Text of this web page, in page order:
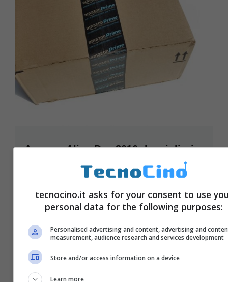
Amazon Alien Day 2016: le migliori
Aprile 24, 2016
tecnocino.it asks for your consent to use
personal data for the following purposes:
Personalised advertising and content, advertising and
measurement, audience research and services development
Store and/or access information on a device
Learn more